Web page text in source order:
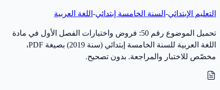
التعليم الإبتدائي- السنة الخامسة إبتدائي- اللغة العربية
تحميل الموضوع رقم 50: فروض واختبارات الفصل الأول في مادة
اللغة العربية للسنة الخامسة إبتدائي (سنة 2019) بصيغة PDF،
مخصّص للاختبار والمراجعة. بدون تصحيح.